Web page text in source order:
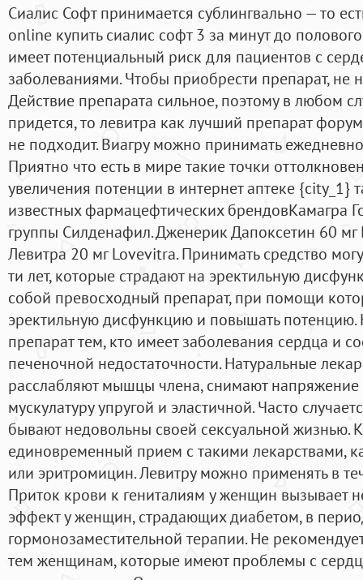
Сиалис Софт принимается сублингвально — то
online купить сиалис софт 3 за минут до
имеет потенциальный риск для пациентов с
заболеваниями. Чтобы приобрести препарат, не
Действие препарата сильное, поэтому в любом
придется, то левитра как лучший препарат форум
не подходит. Виагру можно принимать
Приятно что есть в мире такие точки
увеличения потенции в интернет аптеке {city_1}
известных фармацефтических брендовКамагра
группы Силденафил. Дженерик Дапоксетин 60
Левитра 20 мг Lovevitra. Принимать средство
ти лет, которые страдают на эректильную
собой превосходный препарат, при помощи
эректильную дисфункцию и повышать потенцию.
препарат тем, кто имеет заболевания сердца и
печеночной недостаточности. Натуральные
расслабляют мышцы члена, снимают напряжение
мускулатуру упругой и эластичной. Часто
бывают недовольны своей сексуальной жизнью.
единовременный прием с такими лекарствами,
или эритромицин. Левитру можно применять в
Приток крови к гениталиям у женщин вызывает
эффект у женщин, страдающих диабетом, в
гормонозаместительной терапии. Не
тем женщинам, которые имеют проблемы с